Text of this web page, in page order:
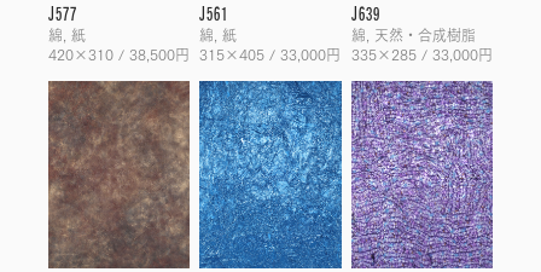
J577
綿, 紙
420×310 / 38,500円
J561
綿, 紙
315×405 / 33,000円
J639
綿, 天然・合成樹脂
335×285 / 33,000円